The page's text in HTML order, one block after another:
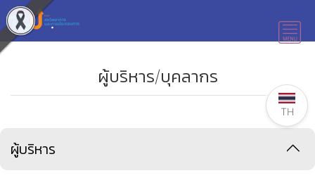
ผู้บริหาร/บุคลากร
ผู้บริหาร
TH